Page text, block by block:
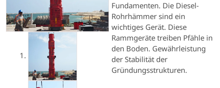
Fundamenten. Die Diesel-
Rohrhämmer sind ein
wichtiges Gerät. Diese
Rammgeräte treiben Pfähle in
den Boden. Gewährleistung
der Stabilität der
Gründungsstrukturen.